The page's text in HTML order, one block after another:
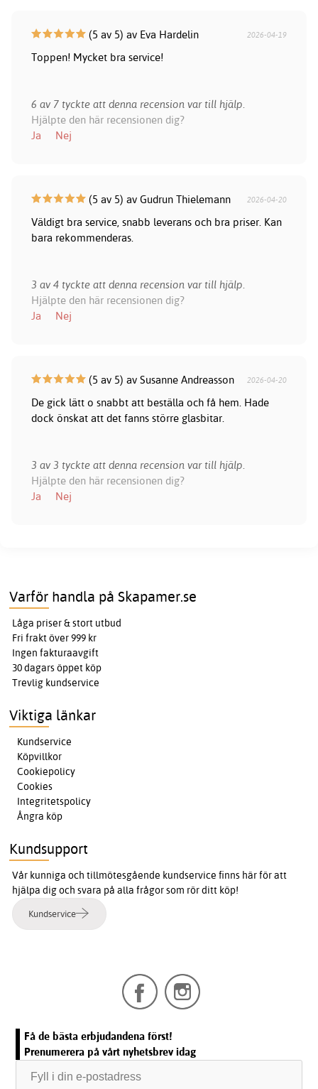
(5 av 5) av Eva Hardelin 2026-04-19
Toppen! Mycket bra service!
6 av 7 tyckte att denna recension var till hjälp.
Hjälpte den här recensionen dig?
Ja
Nej
(5 av 5) av Gudrun Thielemann 2026-04-20
Väldigt bra service, snabb leverans och bra priser. Kan
bara rekommenderas.
3 av 4 tyckte att denna recension var till hjälp.
Hjälpte den här recensionen dig?
Ja
Nej
(5 av 5) av Susanne Andreasson 2026-04-20
De gick lätt o snabbt att beställa och få hem. Hade
dock önskat att det fanns större glasbitar.
3 av 3 tyckte att denna recension var till hjälp.
Hjälpte den här recensionen dig?
Ja
Nej
Varför handla på Skapamer.se
Låga priser & stort utbud
Fri frakt över 999 kr
Ingen fakturaavgift
30 dagars öppet köp
Trevlig kundservice
Viktiga länkar
Kundservice
Köpvillkor
Cookiepolicy
Cookies
Integritetspolicy
Ångra köp
Kundsupport
Vår kunniga och tillmötesgående kundservice finns här för att
hjälpa dig och svara på alla frågor som rör ditt köp!
Kundservice
Få de bästa erbjudandena först!
Prenumerera på vårt nyhetsbrev idag